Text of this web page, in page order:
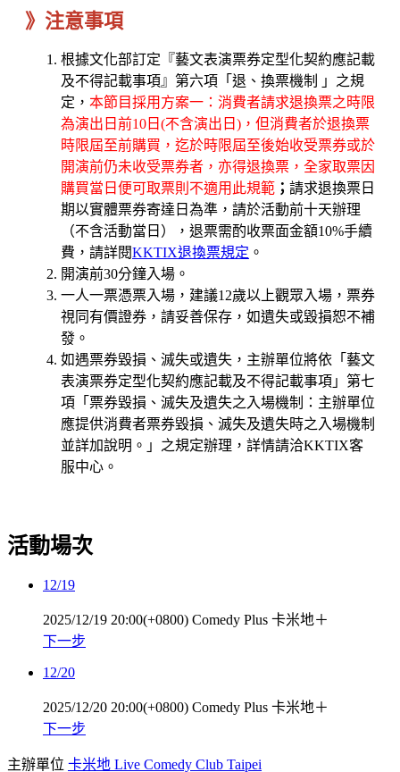
》注意事項
根據文化部訂定『藝文表演票券定型化契約應記載
及不得記載事項』第六項「退、換票機制 」之規
定， 本節目採用方案一：消費者請求退換票之時限
為演出日前10日(不含演出日)，但消費者於退換票
時限屆至前購買，迄於時限屆至後始收受票券或於
開演前仍未收受票券者，亦得退換票，全家取票因
購買當日便可取票則不適用此規範 ； 請求退換票日
期以實體票券寄達日為準，請於活動前十天辦理
（不含活動當日），退票需酌收票面金額10%手續
費，請詳閱KKTIX退換票規定 。
開演前30分鐘入場。
一人一票憑票入場，建議12歲以上觀眾入場，票券
視同有價證券，請妥善保存，如遺失或毀損恕不補
發。
如遇票券毀損、滅失或遺失，主辦單位將依「藝文
表演票券定型化契約應記載及不得記載事項」第七
項「票券毀損、滅失及遺失之入場機制：主辦單位
應提供消費者票券毀損、滅失及遺失時之入場機制
並詳加說明。」之規定辦理，詳情請洽KKTIX客
服中心。
活動場次
12/19
2025/12/19 20:00(+0800) Comedy Plus 卡米地＋
下一步
12/20
2025/12/20 20:00(+0800) Comedy Plus 卡米地＋
下一步
主辦單位 卡米地 Live Comedy Club Taipei